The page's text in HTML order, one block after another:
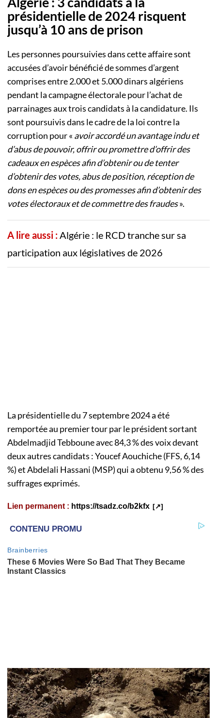
présidentielle de 2024 risquent
jusqu’à 10 ans de prison
Les personnes poursuivies dans cette affaire sont
accusées d’avoir bénéficié de sommes d’argent
comprises entre 2.000 et 5.000 dinars algériens
pendant la campagne électorale pour l’achat de
parrainages aux trois candidats à la candidature. Ils
sont poursuivis dans le cadre de la loi contre la
corruption pour « avoir accordé un avantage indu et
d’abus de pouvoir, offrir ou promettre d’offrir des
cadeaux en espèces afin d’obtenir ou de tenter
d’obtenir des votes, abus de position, réception de
dons en espèces ou des promesses afin d’obtenir des
votes électoraux et de commettre des fraudes».
A lire aussi :Algérie : le RCD tranche sur sa
participation aux législatives de 2026
La présidentielle du 7 septembre 2024 a été
remportée au premier tour par le président sortant
Abdelmadjid Tebboune avec 84,3 % des voix devant
deux autres candidats : Youcef Aouchiche (FFS, 6,14
%) et Abdelali Hassani (MSP) qui a obtenu 9,56 % des
suffrages exprimés.
Lien permanent : https://tsadz.co/b2kfx